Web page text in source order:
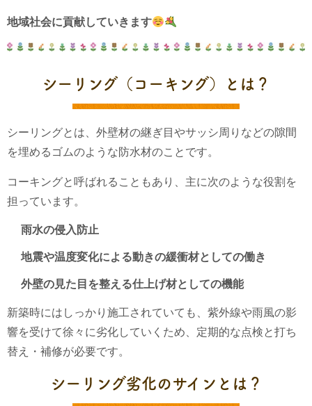
地域社会に貢献していきます
シーリング（コーキング）とは？
シーリングとは、外壁材の継ぎ目やサッシ周りなどの隙間
を埋めるゴムのような防水材のことです。
コーキングと呼ばれることもあり、主に次のような役割を
担っています。
雨水の侵入防止
地震や温度変化による動きの緩衝材としての働き
外壁の見た目を整える仕上げ材としての機能
新築時にはしっかり施工されていても、紫外線や雨風の影
響を受けて徐々に劣化していくため、定期的な点検と打ち
替え・補修が必要です。
シーリング劣化のサインとは？